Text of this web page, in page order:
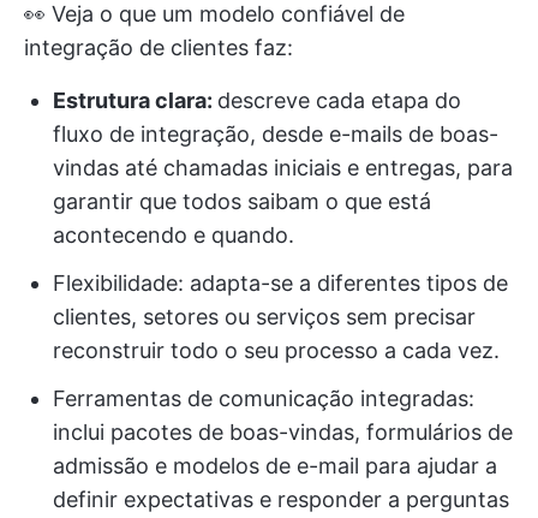
👀 Veja o que um modelo confiável de
integração de clientes faz:
Estrutura clara: descreve cada etapa do
fluxo de integração, desde e-mails de boas-
vindas até chamadas iniciais e entregas, para
garantir que todos saibam o que está
acontecendo e quando.
Flexibilidade: adapta-se a diferentes tipos de
clientes, setores ou serviços sem precisar
reconstruir todo o seu processo a cada vez.
Ferramentas de comunicação integradas:
inclui pacotes de boas-vindas, formulários de
admissão e modelos de e-mail para ajudar a
definir expectativas e responder a perguntas